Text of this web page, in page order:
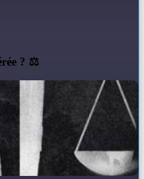
? ⚖️